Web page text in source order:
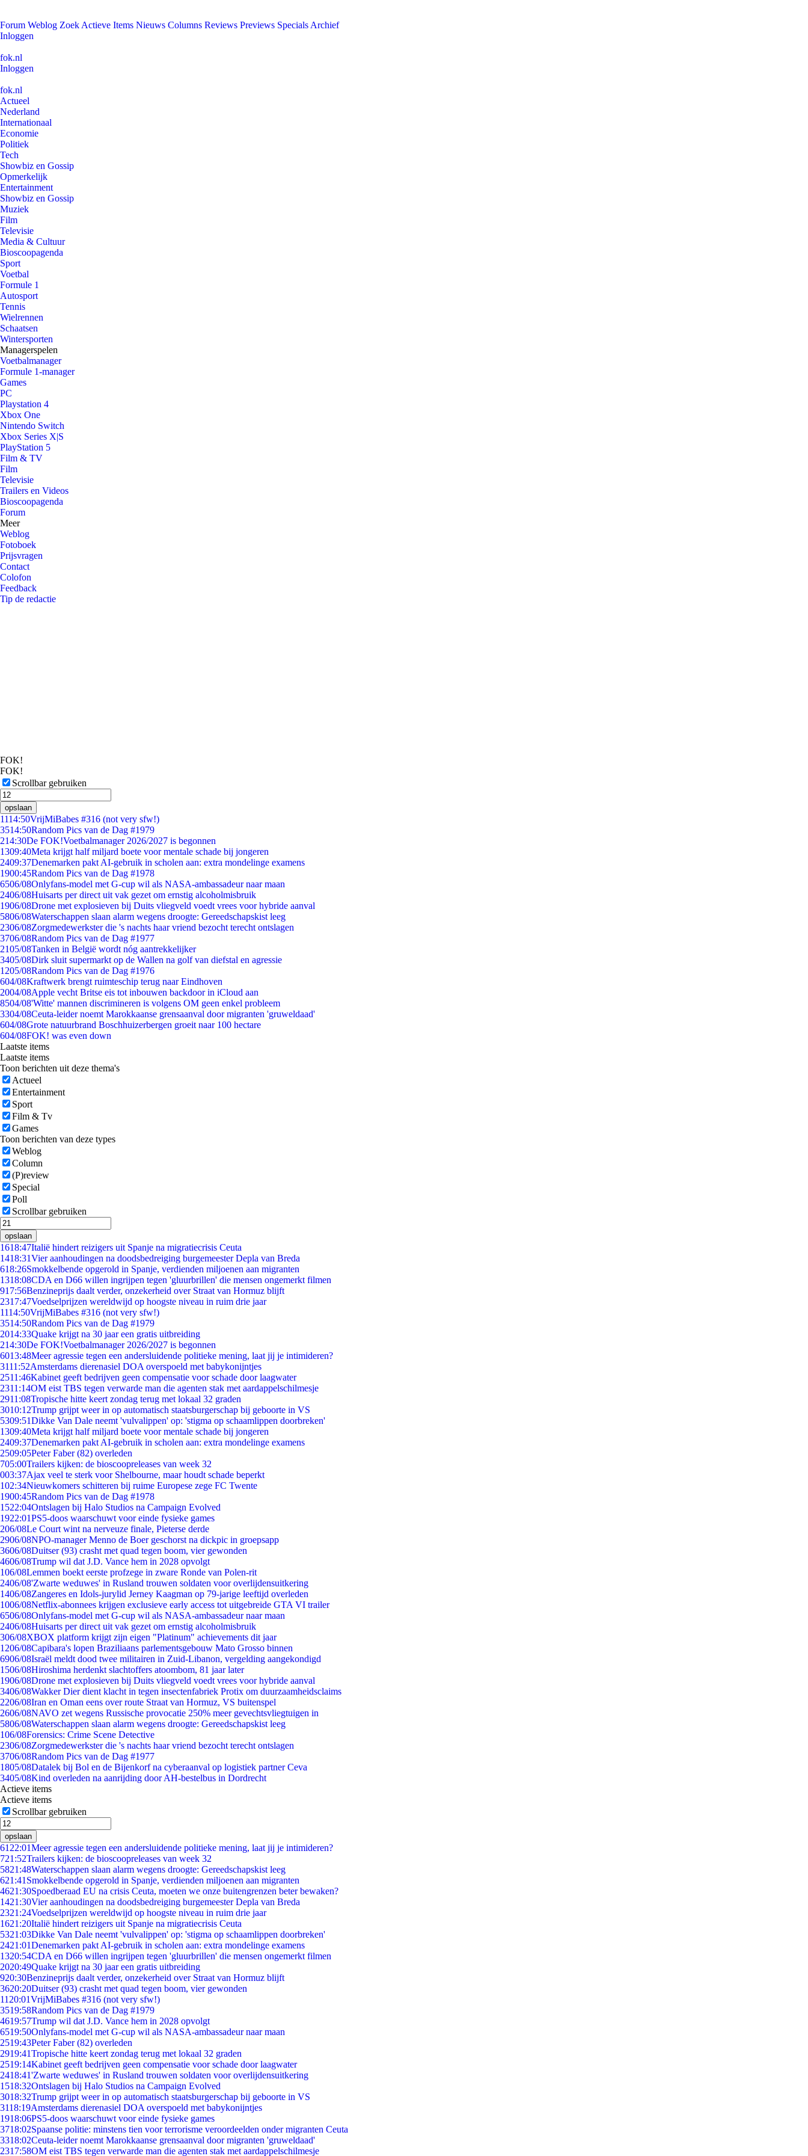
Forum Weblog Zoek Actieve Items Nieuws Columns Reviews Previews Specials Archief
Inloggen
fok.nl
Inloggen
fok.nl
Actueel
Nederland
Internationaal
Economie
Politiek
Tech
Showbiz en Gossip
Opmerkelijk
Entertainment
Showbiz en Gossip
Muziek
Film
Televisie
Media & Cultuur
Bioscoopagenda
Sport
Voetbal
Formule 1
Autosport
Tennis
Wielrennen
Schaatsen
Wintersporten
Managerspelen
Voetbalmanager
Formule 1-manager
Games
PC
Playstation 4
Xbox One
Nintendo Switch
Xbox Series X|S
PlayStation 5
Film & TV
Film
Televisie
Trailers en Videos
Bioscoopagenda
Forum
Meer
Weblog
Fotoboek
Prijsvragen
Contact
Colofon
Feedback
Tip de redactie
FOK!
FOK!
Scrollbar gebruiken
opslaan
1114:50VrijMiBabes #316 (not very sfw!)
3514:50Random Pics van de Dag #1979
214:30De FOK!Voetbalmanager 2026/2027 is begonnen
1309:40Meta krijgt half miljard boete voor mentale schade bij jongeren
2409:37Denemarken pakt AI-gebruik in scholen aan: extra mondelinge examens
1900:45Random Pics van de Dag #1978
6506/08Onlyfans-model met G-cup wil als NASA-ambassadeur naar maan
2406/08Huisarts per direct uit vak gezet om ernstig alcoholmisbruik
1906/08Drone met explosieven bij Duits vliegveld voedt vrees voor hybride aanval
5806/08Waterschappen slaan alarm wegens droogte: Gereedschapskist leeg
2306/08Zorgmedewerkster die 's nachts haar vriend bezocht terecht ontslagen
3706/08Random Pics van de Dag #1977
2105/08Tanken in België wordt nóg aantrekkelijker
3405/08Dirk sluit supermarkt op de Wallen na golf van diefstal en agressie
1205/08Random Pics van de Dag #1976
604/08Kraftwerk brengt ruimteschip terug naar Eindhoven
2004/08Apple vecht Britse eis tot inbouwen backdoor in iCloud aan
8504/08'Witte' mannen discrimineren is volgens OM geen enkel probleem
3304/08Ceuta-leider noemt Marokkaanse grensaanval door migranten 'gruweldaad'
604/08Grote natuurbrand Boschhuizerbergen groeit naar 100 hectare
604/08FOK! was even down
Laatste items
Laatste items
Toon berichten uit deze thema's
Actueel
Entertainment
Sport
Film & Tv
Games
Toon berichten van deze types
Weblog
Column
(P)review
Special
Poll
Scrollbar gebruiken
opslaan
1618:47Italië hindert reizigers uit Spanje na migratiecrisis Ceuta
1418:31Vier aanhoudingen na doodsbedreiging burgemeester Depla van Breda
618:26Smokkelbende opgerold in Spanje, verdienden miljoenen aan migranten
1318:08CDA en D66 willen ingrijpen tegen 'gluurbrillen' die mensen ongemerkt filmen
917:56Benzineprijs daalt verder, onzekerheid over Straat van Hormuz blijft
2317:47Voedselprijzen wereldwijd op hoogste niveau in ruim drie jaar
1114:50VrijMiBabes #316 (not very sfw!)
3514:50Random Pics van de Dag #1979
2014:33Quake krijgt na 30 jaar een gratis uitbreiding
214:30De FOK!Voetbalmanager 2026/2027 is begonnen
6013:48Meer agressie tegen een andersluidende politieke mening, laat jij je intimideren?
3111:52Amsterdams dierenasiel DOA overspoeld met babykonijntjes
2511:46Kabinet geeft bedrijven geen compensatie voor schade door laagwater
2311:14OM eist TBS tegen verwarde man die agenten stak met aardappelschilmesje
2911:08Tropische hitte keert zondag terug met lokaal 32 graden
3010:12Trump grijpt weer in op automatisch staatsburgerschap bij geboorte in VS
5309:51Dikke Van Dale neemt 'vulvalippen' op: 'stigma op schaamlippen doorbreken'
1309:40Meta krijgt half miljard boete voor mentale schade bij jongeren
2409:37Denemarken pakt AI-gebruik in scholen aan: extra mondelinge examens
2509:05Peter Faber (82) overleden
705:00Trailers kijken: de bioscoopreleases van week 32
003:37Ajax veel te sterk voor Shelbourne, maar houdt schade beperkt
102:34Nieuwkomers schitteren bij ruime Europese zege FC Twente
1900:45Random Pics van de Dag #1978
1522:04Ontslagen bij Halo Studios na Campaign Evolved
1922:01PS5-doos waarschuwt voor einde fysieke games
206/08Le Court wint na nerveuze finale, Pieterse derde
2906/08NPO-manager Menno de Boer geschorst na dickpic in groepsapp
3606/08Duitser (93) crasht met quad tegen boom, vier gewonden
4606/08Trump wil dat J.D. Vance hem in 2028 opvolgt
106/08Lemmen boekt eerste profzege in zware Ronde van Polen-rit
2406/08'Zwarte weduwes' in Rusland trouwen soldaten voor overlijdensuitkering
1406/08Zangeres en Idols-jurylid Jerney Kaagman op 79-jarige leeftijd overleden
1006/08Netflix-abonnees krijgen exclusieve early access tot uitgebreide GTA VI trailer
6506/08Onlyfans-model met G-cup wil als NASA-ambassadeur naar maan
2406/08Huisarts per direct uit vak gezet om ernstig alcoholmisbruik
306/08XBOX platform krijgt zijn eigen "Platinum" achievements dit jaar
1206/08Capibara's lopen Braziliaans parlementsgebouw Mato Grosso binnen
6906/08Israël meldt dood twee militairen in Zuid-Libanon, vergelding aangekondigd
1506/08Hiroshima herdenkt slachtoffers atoombom, 81 jaar later
1906/08Drone met explosieven bij Duits vliegveld voedt vrees voor hybride aanval
3406/08Wakker Dier dient klacht in tegen insectenfabriek Protix om duurzaamheidsclaims
2206/08Iran en Oman eens over route Straat van Hormuz, VS buitenspel
2606/08NAVO zet wegens Russische provocatie 250% meer gevechtsvliegtuigen in
5806/08Waterschappen slaan alarm wegens droogte: Gereedschapskist leeg
106/08Forensics: Crime Scene Detective
2306/08Zorgmedewerkster die 's nachts haar vriend bezocht terecht ontslagen
3706/08Random Pics van de Dag #1977
1805/08Datalek bij Bol en de Bijenkorf na cyberaanval op logistiek partner Ceva
3405/08Kind overleden na aanrijding door AH-bestelbus in Dordrecht
Actieve items
Actieve items
Scrollbar gebruiken
opslaan
61 22:01Meer agressie tegen een andersluidende politieke mening, laat jij je intimideren?
721:52Trailers kijken: de bioscoopreleases van week 32
5821:48Waterschappen slaan alarm wegens droogte: Gereedschapskist leeg
621:41 Smokkelbende opgerold in Spanje, verdienden miljoenen aan migranten
4621:30Spoedberaad EU na crisis Ceuta, moeten we onze buitengrenzen beter bewaken?
1421:30Vier aanhoudingen na doodsbedreiging burgemeester Depla van Breda
2321:24Voedselprijzen wereldwijd op hoogste niveau in ruim drie jaar
1621:20Italië hindert reizigers uit Spanje na migratiecrisis Ceuta
5321:03Dikke Van Dale neemt 'vulvalippen' op: 'stigma op schaamlippen doorbreken'
2421:01Denemarken pakt AI-gebruik in scholen aan: extra mondelinge examens
1320:54CDA en D66 willen ingrijpen tegen 'gluurbrillen' die mensen ongemerkt filmen
2020:49Quake krijgt na 30 jaar een gratis uitbreiding
920:30Benzineprijs daalt verder, onzekerheid over Straat van Hormuz blijft
3620:20Duitser (93) crasht met quad tegen boom, vier gewonden
11 20:01VrijMiBabes #316 (not very sfw!)
3519:58Random Pics van de Dag #1979
4619:57Trump wil dat J.D. Vance hem in 2028 opvolgt
6519:50Onlyfans-model met G-cup wil als NASA-ambassadeur naar maan
2519:43Peter Faber (82) overleden
2919:41Tropische hitte keert zondag terug met lokaal 32 graden
2519:14Kabinet geeft bedrijven geen compensatie voor schade door laagwater
2418:41'Zwarte weduwes' in Rusland trouwen soldaten voor overlijdensuitkering
1518:32Ontslagen bij Halo Studios na Campaign Evolved
3018:32Trump grijpt weer in op automatisch staatsburgerschap bij geboorte in VS
3118:19Amsterdams dierenasiel DOA overspoeld met babykonijntjes
1918:06PS5-doos waarschuwt voor einde fysieke games
3718:02Spaanse politie: minstens tien voor terrorisme veroordeelden onder migranten Ceuta
3318:02Ceuta-leider noemt Marokkaanse grensaanval door migranten 'gruweldaad'
2317:58OM eist TBS tegen verwarde man die agenten stak met aardappelschilmesje